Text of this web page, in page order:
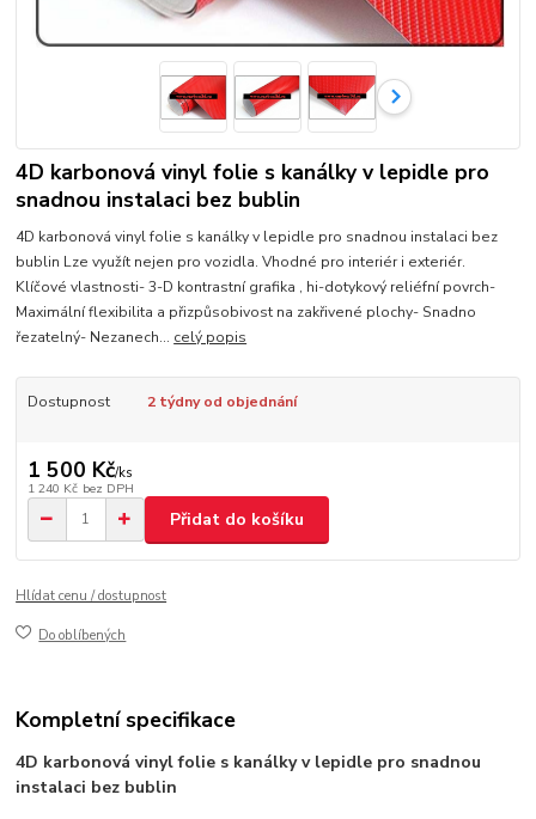
4D karbonová vinyl folie s kanálky v lepidle pro
snadnou instalaci bez bublin
4D karbonová vinyl folie s kanálky v lepidle pro snadnou instalaci bez
bublin Lze využít nejen pro vozidla. Vhodné pro interiér i exteriér.
Klíčové vlastnosti- 3-D kontrastní grafika , hi-dotykový reliéfní povrch-
Maximální flexibilita a přizpůsobivost na zakřivené plochy- Snadno
řezatelný- Nezanech... celý popis
Dostupnost 2 týdny od objednání
1 500 Kč/ks
1 240 Kč bez DPH
Přidat do košíku
Hlídat cenu / dostupnost
Do oblíbených
Kompletní specifikace
4D karbonová vinyl folie s kanálky v lepidle pro snadnou
instalaci bez bublin